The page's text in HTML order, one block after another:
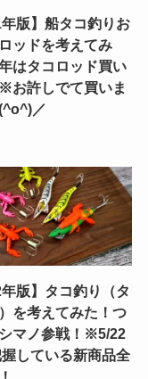
年版】船タコ釣りお
ッドを考えてみ
はタコロッド買い
お許しでて買いま
／
年版】タコ釣り（タ
を考えてみた！つ
マノ参戦！※5/22
している新商品全